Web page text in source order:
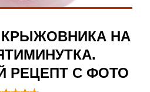
КРЫЖОВНИКА НА
РЕЦЕПТ С ФОТО